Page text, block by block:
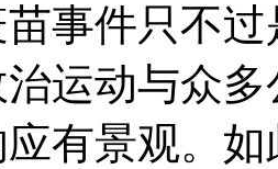
事件只不
运动与众
有景观。